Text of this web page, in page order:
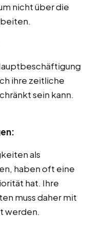
nicht über die
ihre zeitliche
sein kann.
als
haben oft eine
hat. Ihre
muss daher mit
werden.